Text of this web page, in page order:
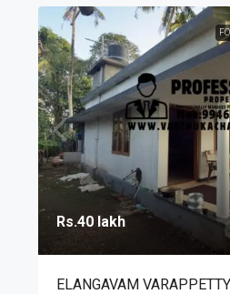
Rs.40 lakh
ELANGAVAM